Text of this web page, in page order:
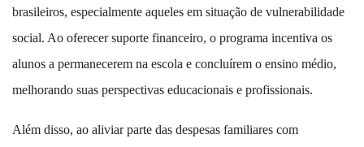
brasileiros, especialmente aqueles em situação de vulnerabilidade
social. Ao oferecer suporte financeiro, o programa incentiva os
alunos a permanecerem na escola e concluírem o ensino médio,
melhorando suas perspectivas educacionais e profissionais.
Além disso, ao aliviar parte das despesas familiares com